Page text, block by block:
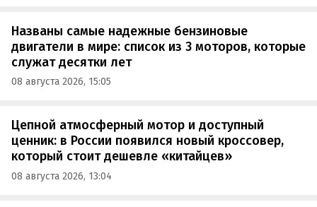
Названы самые надежные бензиновые
двигатели в мире: список из 3 моторов, которые
служат десятки лет
08 августа 2026, 15:05
Цепной атмосферный мотор и доступный
ценник: в России появился новый кроссовер,
который стоит дешевле «китайцев»
08 августа 2026, 13:04